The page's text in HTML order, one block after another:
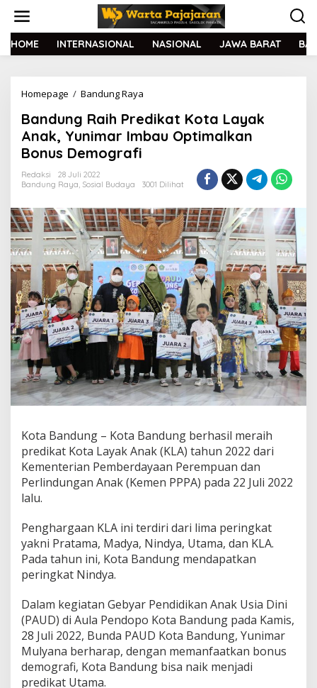
t
HOME INTERNASIONAL NASIONAL JAWA BARAT
Homepage / Bandung Raya
n
d
u
R
i
h
P
r
e
d
i
k
a
t
K
o
t
a
L
a
k
A
n
a
k
u
n
m
I
m
b
a
u
O
Bandung Raih Predikat Kota Layak
Anak, Yunimar Imbau Optimalkan
Bonus Demografi
Redaksi
28 Juli 2022
Bandung Raya, Sosial Budaya 3001 Dilihat
Kota Bandung – Kota Bandung berhasil meraih
predikat Kota Layak Anak (KLA) tahun 2022 dari
Kementerian Pemberdayaan Perempuan dan
Perlindungan Anak (Kemen PPPA) pada 22 Juli 2022
lalu.
Penghargaan KLA ini terdiri dari lima peringkat
yakni Pratama, Madya, Nindya, Utama, dan KLA.
Pada tahun ini, Kota Bandung mendapatkan
peringkat Nindya.
Dalam kegiatan Gebyar Pendidikan Anak Usia Dini
(PAUD) di Aula Pendopo Kota Bandung pada Kamis,
28 Juli 2022, Bunda PAUD Kota Bandung, Yunimar
Mulyana berharap, dengan memanfaatkan bonus
demografi, Kota Bandung bisa naik menjadi
predikat Utama.